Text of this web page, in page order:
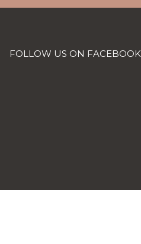
FOLLOW US ON FACEBOOK